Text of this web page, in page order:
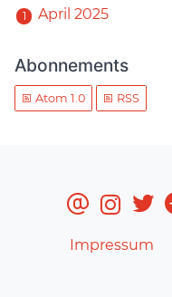
1 April 2025
Abonnements
Atom 1.0 RSS
Impressum